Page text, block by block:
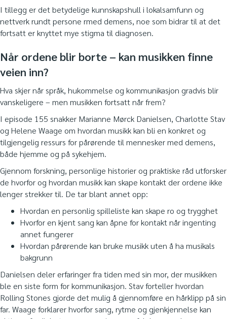
I tillegg er det betydelige kunnskapshull i lokalsamfunn og
nettverk rundt persone rmed demens, noe som bidrar til at det
fortsatt er knyttet mye stigma til diagnosen.
Når ordene blir borte – kan musikken finne
veien inn?
Hva skjer når språk, hukommelse og kommunikasjon gradvis blir
vanskeligere – men musikken fortsatt når frem?
I episode 155 snakker Marianne Mørck Danielsen, Charlotte Stav
og Helene Waage om hvordan musikk kan bli en konkret og
tilgjengelig ressurs for pårørende til mennesker med demens,
både hjemme og på sykehjem.
Gjennom forskning, personlige historier og praktiske råd utforsker
de hvorfor og hvordan musikk kan skape kontakt der ordene ikke
lenger strekker til. De tar blant annet opp:
Hvordan en personlig spilleliste kan skape ro og trygghet
Hvorfor en kjent sang kan åpne for kontakt når ingenting
annet fungerer
Hvordan pårørende kan bruke musikk uten å ha musikals
bakgrunn
Danielsen deler erfaringer fra tiden med sin mor, der musikken
ble en siste form for kommunikasjon. Stav forteller hvordan
Rolling Stones gjorde det mulig å gjennomføre en hårklipp på sin
far. Waage forklarer hvorfor sang, rytme og gjenkjennelse kan